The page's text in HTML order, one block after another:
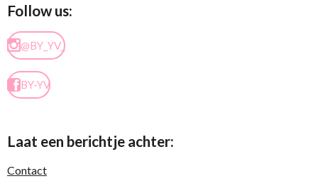
Follow us:
@BY_YV_
BY-YV
Laat een berichtje achter:
Contact